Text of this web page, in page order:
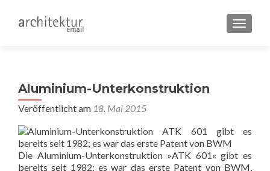
Aluminium-Unterkonstruktion
Veröffentlicht am 18. Mai 2015
Die Aluminium-Unterkonstruktion »ATK 601« gibt es
bereits seit 1982; es war das erste Patent von BWM,